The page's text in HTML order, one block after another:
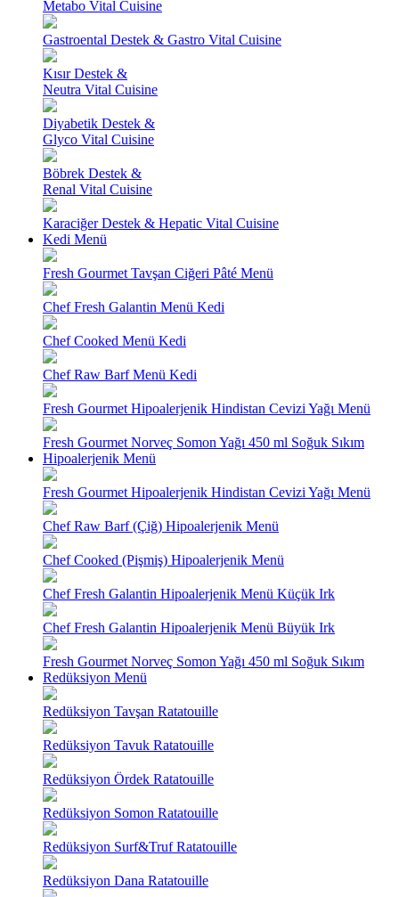
Metabo Vital Cuisine
Gastroental Destek & Gastro Vital Cuisine
Kısır Destek &
Neutra Vital Cuisine
Diyabetik Destek &
Glyco Vital Cuisine
Böbrek Destek &
Renal Vital Cuisine
Karaciğer Destek & Hepatic Vital Cuisine
Kedi Menü
Fresh Gourmet Tavşan Ciğeri Pâté Menü
Chef Fresh Galantin Menü Kedi
Chef Cooked Menü Kedi
Chef Raw Barf Menü Kedi
Fresh Gourmet Hipoalerjenik Hindistan Cevizi Yağı Menü
Fresh Gourmet Norveç Somon Yağı 450 ml Soğuk Sıkım
Hipoalerjenik Menü
Fresh Gourmet Hipoalerjenik Hindistan Cevizi Yağı Menü
Chef Raw Barf (Çiğ) Hipoalerjenik Menü
Chef Cooked (Pişmiş) Hipoalerjenik Menü
Chef Fresh Galantin Hipoalerjenik Menü Küçük Irk
Chef Fresh Galantin Hipoalerjenik Menü Büyük Irk
Fresh Gourmet Norveç Somon Yağı 450 ml Soğuk Sıkım
Redüksiyon Menü
Redüksiyon Tavşan Ratatouille
Redüksiyon Tavuk Ratatouille
Redüksiyon Ördek Ratatouille
Redüksiyon Somon Ratatouille
Redüksiyon Surf&Truf Ratatouille
Redüksiyon Dana Ratatouille